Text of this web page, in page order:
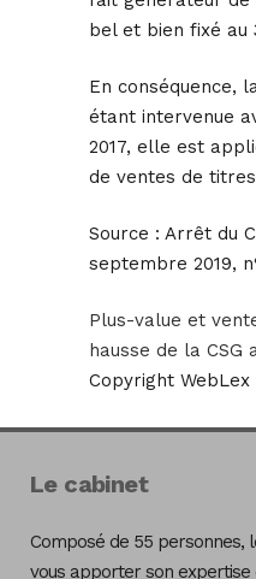
bel et bien fixé au
En conséquence,
étant intervenue
2017, elle est
de ventes de
Source : Arrêt du
septembre 2019,
Plus-value et
hausse de la CSG
Copyright WebLex
Le cabinet
Composé de 55 personnes,
vous apporter son expertise